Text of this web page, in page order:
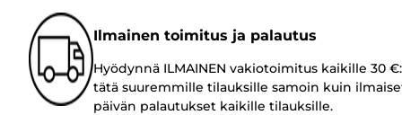
Ilmainen toimitus ja palautus
Hyödynnä ILMAINEN vakiotoimitus kaikille 30
tätä suuremmille tilauksille samoin kuin
päivän palautukset kaikille tilauksille.